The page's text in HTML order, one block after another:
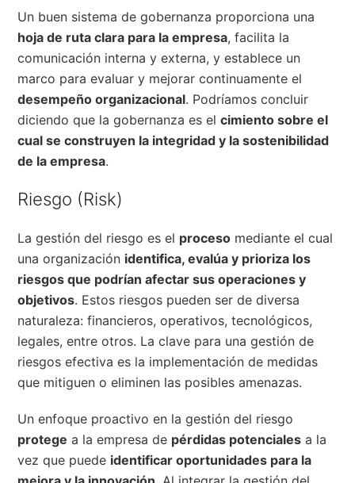
Un buen sistema de gobernanza proporciona una
hoja de ruta clara para la empresa, facilita la
comunicación interna y externa, y establece un
marco para evaluar y mejorar continuamente el
desempeño organizacional. Podríamos concluir
diciendo que la gobernanza es elcimiento sobre el
cual se construyen la integridad y la sostenibilidad
de la empresa.
Riesgo (Risk)
La gestión del riesgo es el proceso mediante el cual
una organización identifica, evalúa y prioriza los
riesgos que podrían afectar sus operaciones y
objetivos. Estos riesgos pueden ser de diversa
naturaleza: financieros, operativos, tecnológicos,
legales, entre otros. La clave para una gestión de
riesgos efectiva es la implementación de medidas
que mitiguen o eliminen las posibles amenazas.
Un enfoque proactivo en la gestión del riesgo
protege a la empresa de pérdidas potenciales a la
vez que puede identificar oportunidades para la